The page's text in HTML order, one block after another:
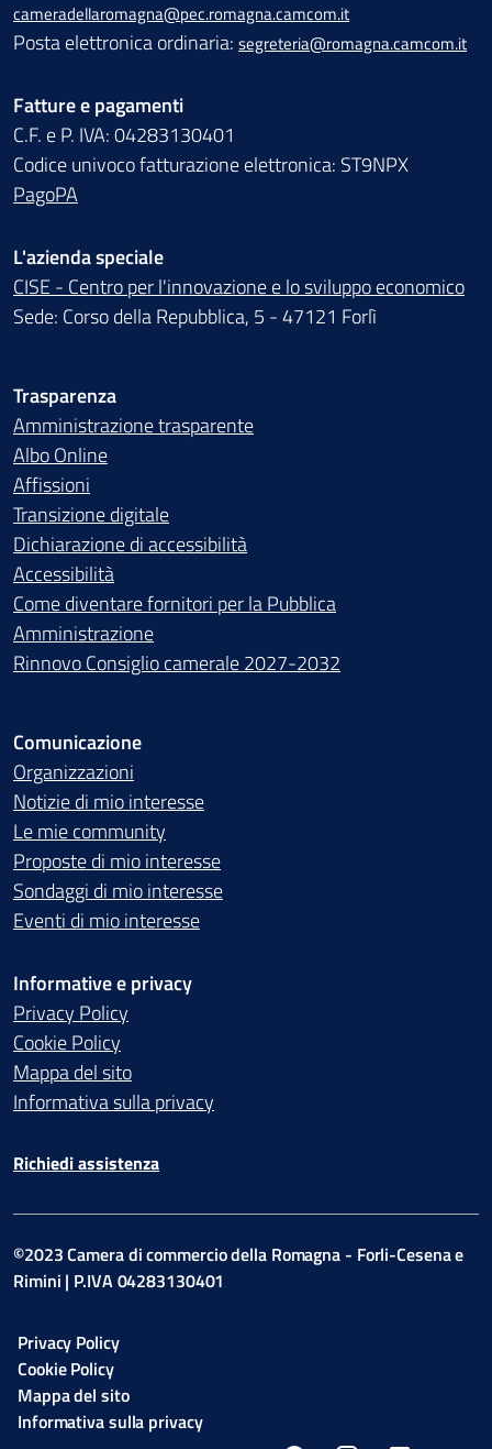
cameradellaromagna@pec.romagna.camcom.it
Posta elettronica ordinaria: segreteria@romagna.camcom.it
Fatture e pagamenti
C.F. e P. IVA: 04283130401
Codice univoco fatturazione elettronica: ST9NPX
PagoPA
L'azienda speciale
CISE - Centro per l'innovazione e lo sviluppo economico
Sede: Corso della Repubblica, 5 - 47121 Forlì
Trasparenza
Amministrazione trasparente
Albo Online
Affissioni
Transizione digitale
Dichiarazione di accessibilità
Accessibilità
Come diventare fornitori per la Pubblica
Amministrazione
Rinnovo Consiglio camerale 2027-2032
Comunicazione
Organizzazioni
Notizie di mio interesse
Le mie community
Proposte di mio interesse
Sondaggi di mio interesse
Eventi di mio interesse
Informative e privacy
Privacy Policy
Cookie Policy
Mappa del sito
Informativa sulla privacy
Richiedi assistenza
©2023 Camera di commercio della Romagna - Forli-Cesena e
Rimini | P.IVA 04283130401
Privacy Policy
Cookie Policy
Mappa del sito
Informativa sulla privacy